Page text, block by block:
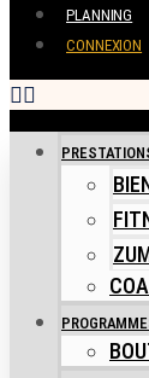
PLANNING
CONNEXION